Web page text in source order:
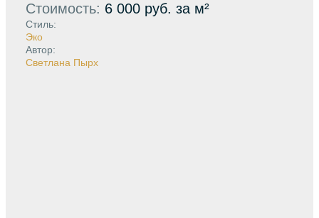
Стоимость: 6 000 руб. за м²
Стиль:
Эко
Автор:
Светлана Пырх